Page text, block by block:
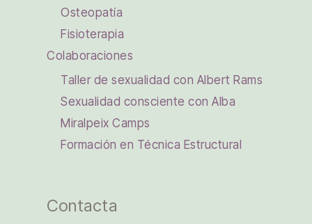
Osteopatía
Fisioterapia
Colaboraciones
Taller de sexualidad con Albert Rams
Sexualidad consciente con Alba
Miralpeix Camps
Formación en Técnica Estructural
Contacta